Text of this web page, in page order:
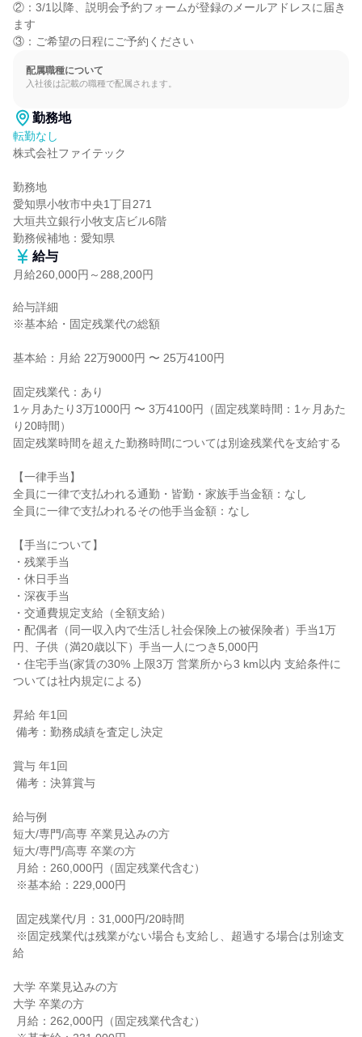
②：3/1以降、説明会予約フォームが登録のメールアドレスに届き
ます
③：ご希望の日程にご予約ください
配属職種について
入社後は記載の職種で配属されます。
勤務地
転勤なし
株式会社ファイテック
勤務地
愛知県小牧市中央1丁目271
大垣共立銀行小牧支店ビル6階
勤務候補地：愛知県
給与
月給260,000円～288,200円
給与詳細
※基本給・固定残業代の総額
基本給：月給 22万9000円 〜 25万4100円
固定残業代：あり
1ヶ月あたり3万1000円 〜 3万4100円（固定残業時間：1ヶ月あた
り20時間）
固定残業時間を超えた勤務時間については別途残業代を支給する
【一律手当】
全員に一律で支払われる通勤・皆勤・家族手当金額：なし
全員に一律で支払われるその他手当金額：なし
【手当について】
・残業手当
・休日手当
・深夜手当
・交通費規定支給（全額支給）
・配偶者（同一収入内で生活し社会保険上の被保険者）手当1万
円、子供（満20歳以下）手当一人につき5,000円
・住宅手当(家賃の30% 上限3万 営業所から3 km以内 支給条件に
ついては社内規定による)
昇給 年1回
賞与 年1回
給与例
短大/専門/高専 卒業見込みの方
短大/専門/高専 卒業の方
給
大学 卒業見込みの方
大学 卒業の方